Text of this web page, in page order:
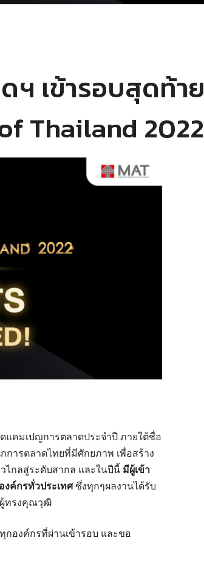
ฯ เข้ารอบสุดท้าย
Thailand 2022
แคมเปญการตลาดประจำปี ภายใต้ชื่อ
การตลาดไทยที่มีศักยภาพ เพื่อสร้าง
ไกลสู่ระดับสากล และในปีนี้ มีผู้เข้า
งค์กรทั่วประเทศซึ่งทุกๆผลงานได้รับ
ผู้ทรงคุณวุฒิ
องค์กรที่ผ่านเข้ารอบ และขอ